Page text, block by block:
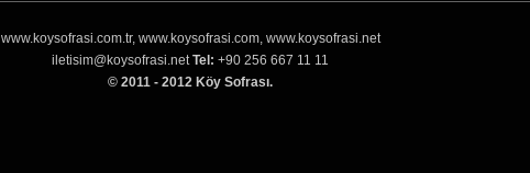
www.koysofrasi.com.tr, www.koysofrasi.com, www.koysofrasi.net
iletisim@koysofrasi.netTel: +90 256 667 11 11
© 2011 - 2012 Köy Sofrası.